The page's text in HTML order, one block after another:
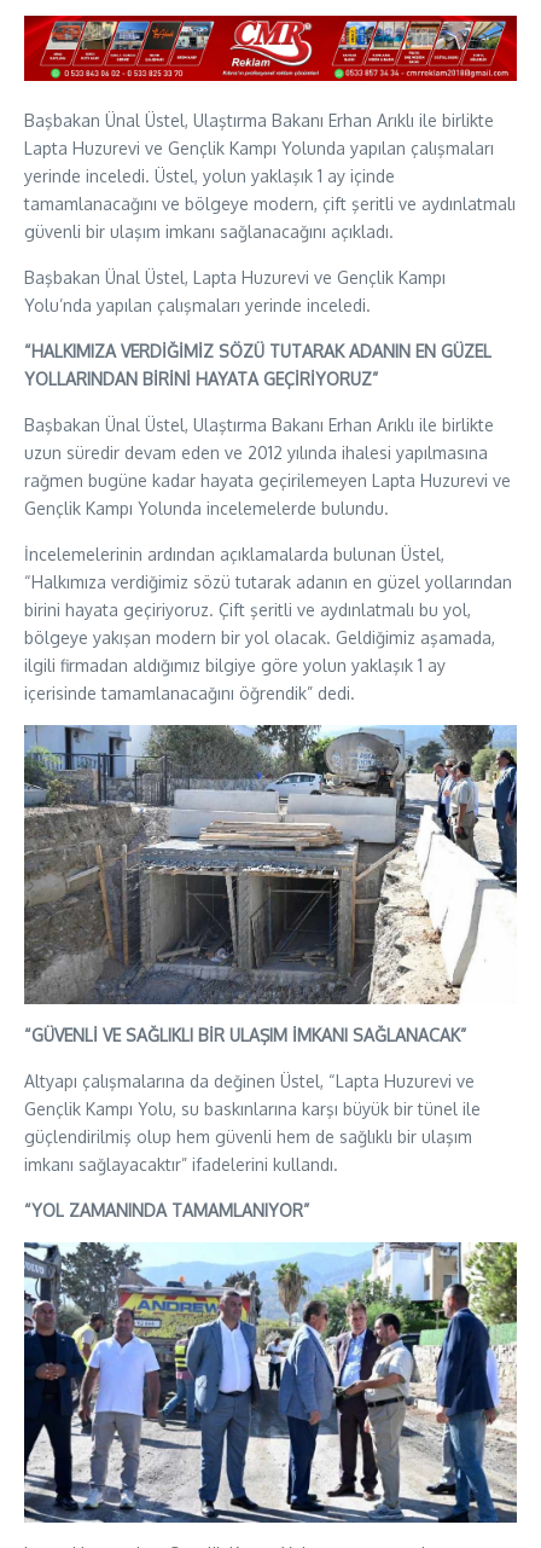
Başbakan Ünal Üstel, Ulaştırma Bakanı Erhan Arıklı ile birlikte
Lapta Huzurevi ve Gençlik Kampı Yolunda yapılan çalışmaları
yerinde inceledi. Üstel, yolun yaklaşık 1 ay içinde
tamamlanacağını ve bölgeye modern, çift şeritli ve aydınlatmalı
güvenli bir ulaşım imkanı sağlanacağını açıkladı.
Başbakan Ünal Üstel, Lapta Huzurevi ve Gençlik Kampı
Yolu’nda yapılan çalışmaları yerinde inceledi.
“HALKIMIZA VERDİĞİMİZ SÖZÜ TUTARAK ADANIN EN GÜZEL
YOLLARINDAN BİRİNİ HAYATA GEÇİRİYORUZ”
Başbakan Ünal Üstel, Ulaştırma Bakanı Erhan Arıklı ile birlikte
uzun süredir devam eden ve 2012 yılında ihalesi yapılmasına
rağmen bugüne kadar hayata geçirilemeyen Lapta Huzurevi ve
Gençlik Kampı Yolunda incelemelerde bulundu.
İncelemelerinin ardından açıklamalarda bulunan Üstel,
“Halkımıza verdiğimiz sözü tutarak adanın en güzel yollarından
birini hayata geçiriyoruz. Çift şeritli ve aydınlatmalı bu yol,
bölgeye yakışan modern bir yol olacak. Geldiğimiz aşamada,
ilgili firmadan aldığımız bilgiye göre yolun yaklaşık 1 ay
içerisinde tamamlanacağını öğrendik” dedi.
“GÜVENLİ VE SAĞLIKLI BİR ULAŞIM İMKANI SAĞLANACAK”
Altyapı çalışmalarına da değinen Üstel, “Lapta Huzurevi ve
Gençlik Kampı Yolu, su baskınlarına karşı büyük bir tünel ile
güçlendirilmiş olup hem güvenli hem de sağlıklı bir ulaşım
imkanı sağlayacaktır” ifadelerini kullandı.
“YOL ZAMANINDA TAMAMLANIYOR”